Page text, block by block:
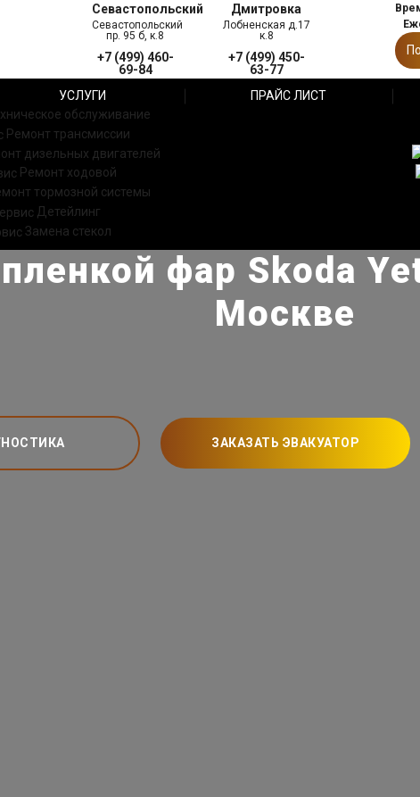
Севастопольский
Севастопольский
пр. 95 б, к.8
+7 (499) 460-
69-84
Дмитровка
Лобненская д.17
к.8
+7 (499) 450-
63-77
УСЛУГИ ПРАЙС ЛИСТ
обслуживание
Ремонт трансмиссии
дизельных двигателей
Ремонт ходовой
тормозной системы
Детейлинг
Замена стекол
фар Skoda
Москве
ЗАКАЗАТЬ ЭВАКУАТОР